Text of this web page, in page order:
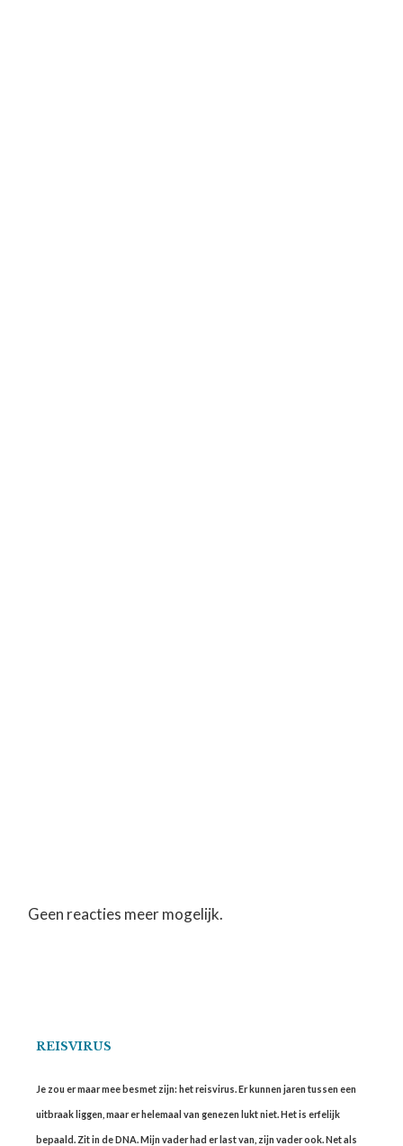
Geen reacties meer mogelijk.
REISVIRUS
Je zou er maar mee besmet zijn: het reisvirus. Er kunnen jaren tussen een
uitbraak liggen, maar er helemaal van genezen lukt niet. Het is erfelijk
bepaald. Zit in de DNA. Mijn vader had er last van, zijn vader ook. Net als